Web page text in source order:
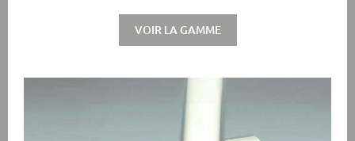
VOIR LA GAMME